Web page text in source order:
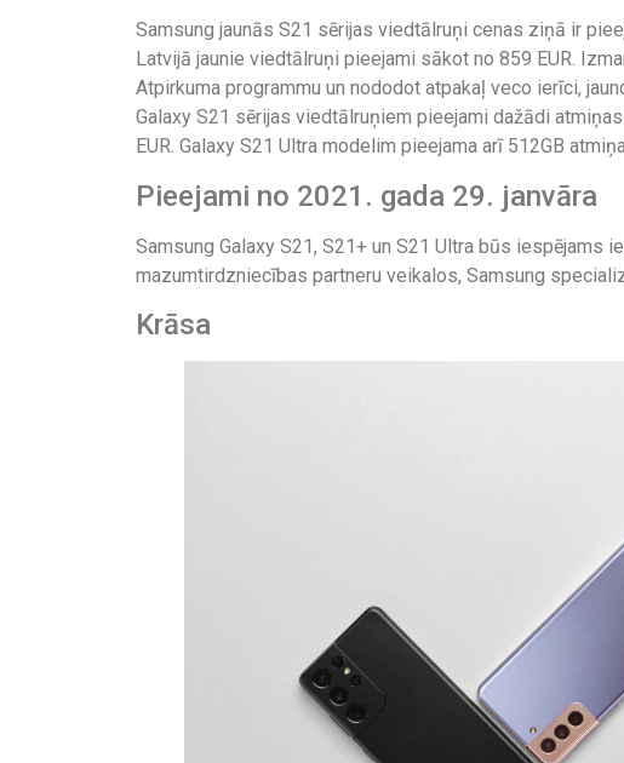
Samsung jaunās S21 sērijas viedtālruņi cenas ziņā ir
Latvijā jaunie viedtālruņi pieejami sākot no 859 EUR.
Atpirkuma programmu un nododot atpakaļ veco ierīci,
Galaxy S21 sērijas viedtālruņiem pieejami dažādi
EUR. Galaxy S21 Ultra modelim pieejama arī 512GB
Pieejami no 2021. gada 29. janvāra
Samsung Galaxy S21, S21+ un S21 Ultra būs iespējams
mazumtirdzniecības partneru veikalos, Samsung
Krāsa